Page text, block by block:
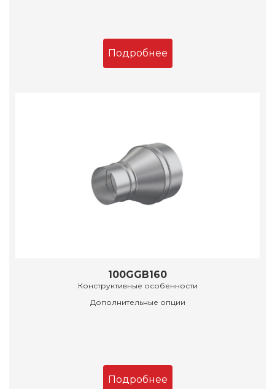
Подробнее
100GGB160
Конструктивные особенности
Дополнительные опции
Подробнее